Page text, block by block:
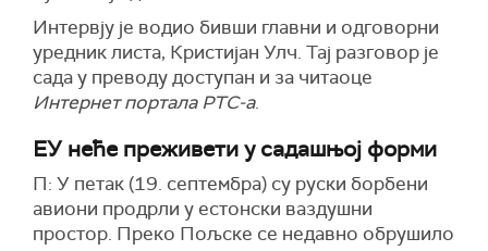
Интервју је водио бивши главни и одговорни
уредник листа, Кристијан Улч. Тај разговор је
сада у преводу доступан и за читаоце
Интернет портала РТС-а.
ЕУ неће преживети у садашњој форми
П: У петак (19. септембра) су руски борбени
авиони продрли у естонски ваздушни
простор. Преко Пољске се недавно обрушило